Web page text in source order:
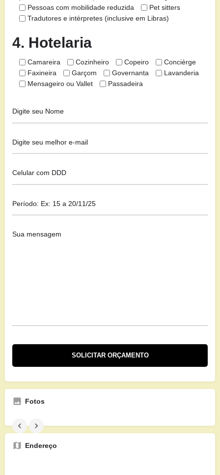
Pessoas com mobilidade reduzida
Pet sitters
Tradutores e intérpretes (inclusive em Libras)
4. Hotelaria
Camareira Cozinheiro Copeiro
Concièrge
Faxineira
Garçom Governanta
Lavanderia
Mensageiro ou Vallet
Passadeira
Fotos
Endereço